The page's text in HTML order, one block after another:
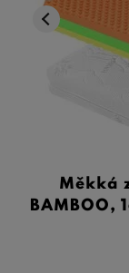
Měkká
BAMBOO,